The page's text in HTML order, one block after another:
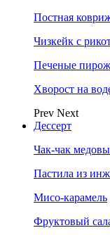
Постная
Чизкейк с
Печеные
Хворост на
Prev Next
Дессерт
Чак-чак
Пастила из
Мисо-карамель
Фруктовый